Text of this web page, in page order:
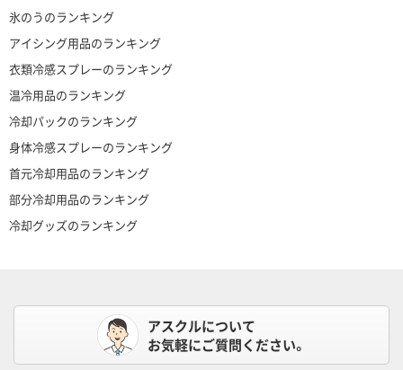
氷のうのランキング
アイシング用品のランキング
衣類冷感スプレーのランキング
温冷用品のランキング
冷却パックのランキング
身体冷感スプレーのランキング
首元冷却用品のランキング
部分冷却用品のランキング
冷却グッズのランキング
アスクルについて
お気軽にご質問ください。